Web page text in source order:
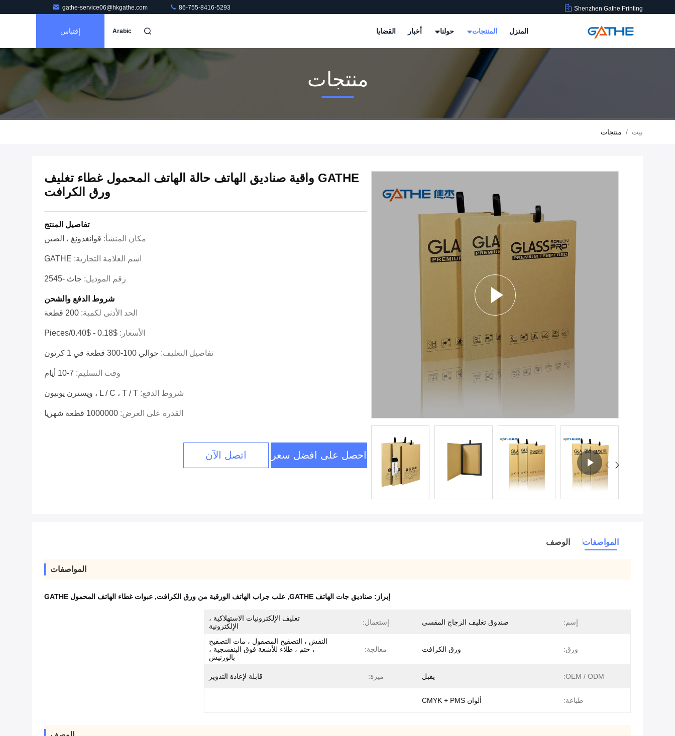
Shenzhen Gathe Printing
gathe-service06@hkgathe.com 86-755-8416-5293
المنزل المنتجات حولنا أخبار القضايا Arabic إقتباس
منتجات
بيت / منتجات
GATHE واقية صناديق الهاتف حالة الهاتف المحمول غطاء تغليف
ورق الكرافت
تفاصيل المنتج
مكان المنشأ: قوانغدونغ ، الصين
اسم العلامة التجارية: GATHE
رقم الموديل: جاث -2545
شروط الدفع والشحن
الحد الأدنى لكمية: 200 قطعة
الأسعار: $0.18 - $0.40/pieces
تفاصيل التغليف: حوالي 100-300 قطعة في 1 كرتون
وقت التسليم: 7-10 أيام
شروط الدفع: L / C ، T / T ، ويسترن يونيون
القدرة على العرض: 1000000 قطعة شهريا
احصل على افضل سعر اتصل الآن
المواصفات الوصف
المواصفات
إبراز: صناديق جات الهاتف GATHE , علب جراب الهاتف الورقية من ورق الكرافت, عبوات غطاء الهاتف المحمول GATHE
إسم: صندوق تغليف الزجاج المقسى إستعمال:
تغليف الإلكترونيات الاستهلاكية ،
الإلكترونية
ورق: ورق الكرافت معالجة:
النقش ، التصفيح المصقول ، مات التصفيح
، ختم ، طلاء للأشعة فوق البنفسجية ،
بالورنيش
OEM / ODM: يقبل ميزة: قابلة لإعادة التدوير
طباعة: ألوان CMYK + PMS